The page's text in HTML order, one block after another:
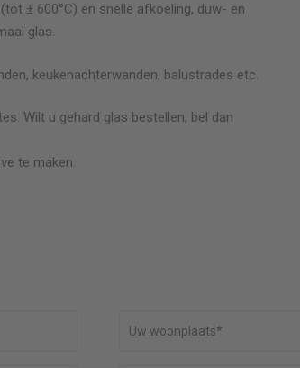
± 600°C) en snelle afkoeling, duw- en
glas.
keukenachterwanden, balustrades etc.
Wilt u gehard glas bestellen, bel dan
te maken.